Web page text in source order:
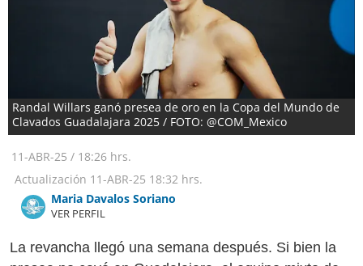
Randal Willars ganó presea de oro en la Copa del Mundo de
Clavados Guadalajara 2025 / FOTO: @COM_Mexico
11-ABR-25 / 18:26 hrs.
Actualización 11-ABR-25 18:32 hrs.
Maria Davalos Soriano
VER PERFIL
La revancha llegó una semana después. Si bien la